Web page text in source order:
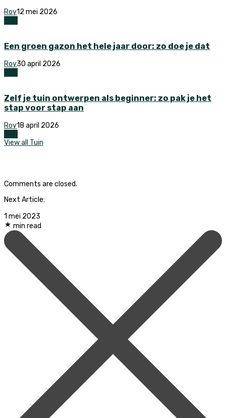
Roy12 mei 2026
Een groen gazon het hele jaar door: zo doe je dat
Roy30 april 2026
Zelf je tuin ontwerpen als beginner: zo pak je het
stap voor stap aan
Roy18 april 2026
View all Tuin
Comments are closed.
Next Article:
1 mei 2023
min read